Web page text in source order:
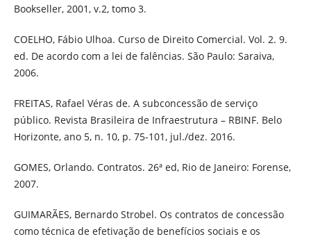
Bookseller, 2001, v.2, tomo 3.
COELHO, Fábio Ulhoa. Curso de Direito Comercial. Vol. 2. 9.
ed. De acordo com a lei de falências. São Paulo: Saraiva,
2006.
FREITAS, Rafael Véras de. A subconcessão de serviço
público. Revista Brasileira de Infraestrutura – RBINF. Belo
Horizonte, ano 5, n. 10, p. 75-101, jul./dez. 2016.
GOMES, Orlando. Contratos. 26ª ed, Rio de Janeiro: Forense,
2007.
GUIMARÃES, Bernardo Strobel. Os contratos de concessão
como técnica de efetivação de benefícios sociais e os